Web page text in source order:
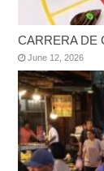
CARRERA DE
June 12, 2026